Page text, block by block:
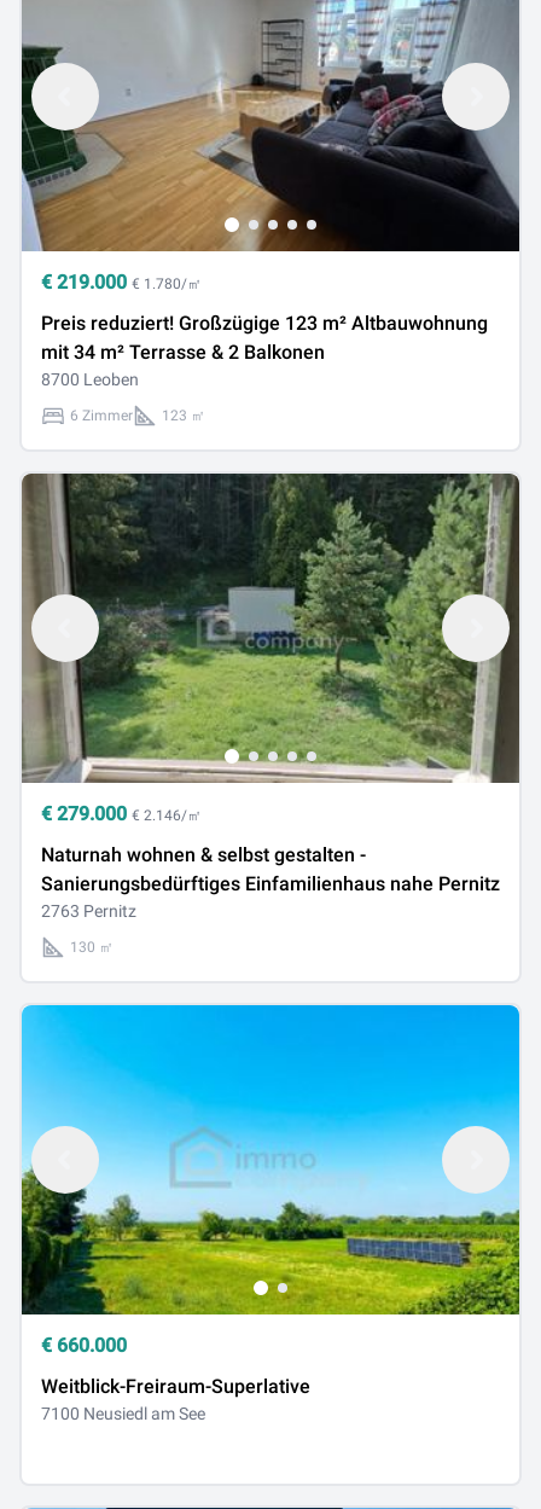
€ 219.000 € 1.780/㎡
Preis reduziert! Großzügige 123 m² Altbauwohnung
mit 34 m² Terrasse & 2 Balkonen
8700 Leoben
6 Zimmer 123 ㎡
€ 279.000 € 2.146/㎡
Naturnah wohnen & selbst gestalten -
Sanierungsbedürftiges Einfamilienhaus nahe Pernitz
2763 Pernitz
130 ㎡
€ 660.000
Weitblick-Freiraum-Superlative
7100 Neusiedl am See